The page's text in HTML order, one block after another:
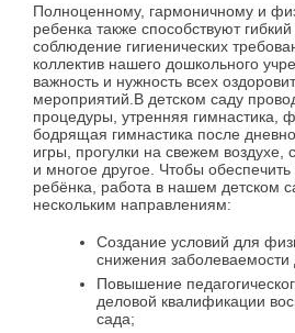
Полноценному, гармоничному и
ребенка также способствуют
соблюдение гигиенических
коллектив нашего дошкольного
важность и нужность всех
мероприятий.В детском саду
процедуры, утренняя гимнастика,
бодрящая гимнастика после
игры, прогулки на свежем воздухе,
и многое другое. Чтобы обеспечить
ребёнка, работа в нашем детском
нескольким направлениям:
Создание условий для
снижения заболеваемости
Повышение
деловой квалификации
сада;